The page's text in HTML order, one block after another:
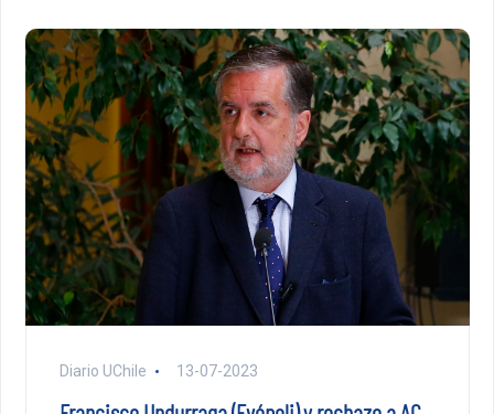
Diario UChile 13-07-2023